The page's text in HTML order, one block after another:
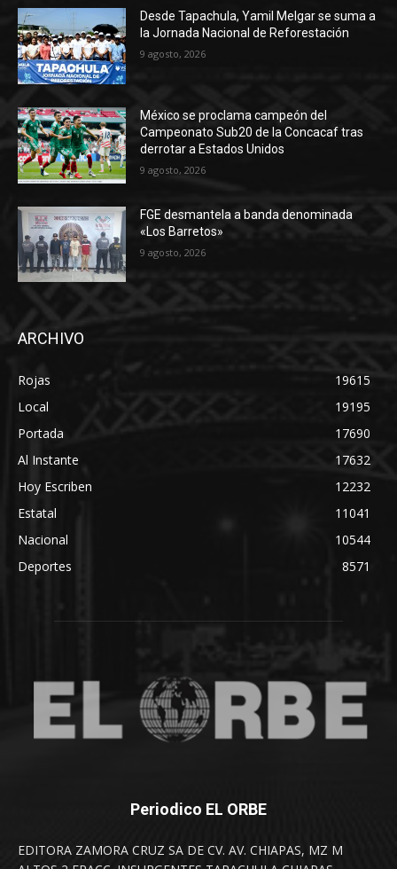
Desde Tapachula, Yamil Melgar se suma a
la Jornada Nacional de Reforestación
9 agosto, 2026
México se proclama campeón del
Campeonato Sub20 de la Concacaf tras
derrotar a Estados Unidos
9 agosto, 2026
FGE desmantela a banda denominada
«Los Barretos»
9 agosto, 2026
ARCHIVO
Rojas
19615
Local
19195
Portada
17690
Al Instante
17632
Hoy Escriben
12232
Estatal
11041
Nacional
10544
Deportes
8571
Periodico EL ORBE
EDITORA ZAMORA CRUZ SA DE CV. AV. CHIAPAS, MZ M